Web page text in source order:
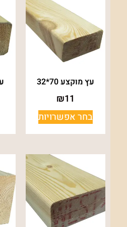
עץ מוקצע 70*32
₪11
בחר אפשרויות